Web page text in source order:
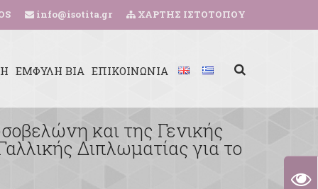
info@isotita.gr ΧΑΡΤΗΣ ΙΣΤΟΤΟΠΟΥ
ΕΜΦΥΛΗ ΒΙΑ ΕΠΙΚΟΙΝΩΝΙΑ
και της Γενικής
Διπλωματίας για το